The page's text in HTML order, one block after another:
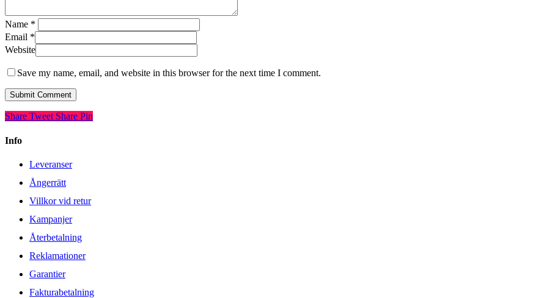
Name *
Email *
Website
Save my name, email, and website in this browser for the next time I comment.
Share Tweet Share Pin
Info
Leveranser
Ångerrätt
Villkor vid retur
Kampanjer
Återbetalning
Reklamationer
Garantier
Fakturabetalning